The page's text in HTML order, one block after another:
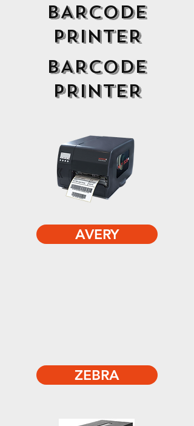
BARCODE
PRINTER
BARCODE
PRINTER
AVERY
ZEBRA